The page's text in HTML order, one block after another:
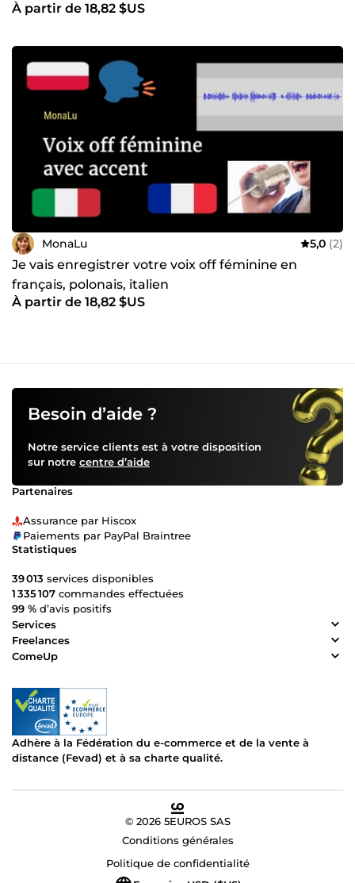
À partir de 18,82 $US
MonaLu 5,0 (2)
Je vais enregistrer votre voix off féminine en
français, polonais, italien
À partir de 18,82 $US
Besoin d’aide ?
Notre service clients est à votre disposition
sur notre centre d’aide
Partenaires
Assurance par Hiscox
Paiements par PayPal Braintree
Statistiques
39 013 services disponibles
1 335 107 commandes effectuées
99 % d’avis positifs
Services
Freelances
ComeUp
Adhère à la Fédération du e-commerce et de la vente à
distance (Fevad) et à sa charte qualité.
© 2026 5EUROS SAS
Conditions générales
Politique de confidentialité